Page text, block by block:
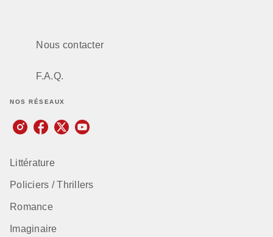
Nous contacter
F.A.Q.
NOS RÉSEAUX
Littérature
Policiers / Thrillers
Romance
Imaginaire